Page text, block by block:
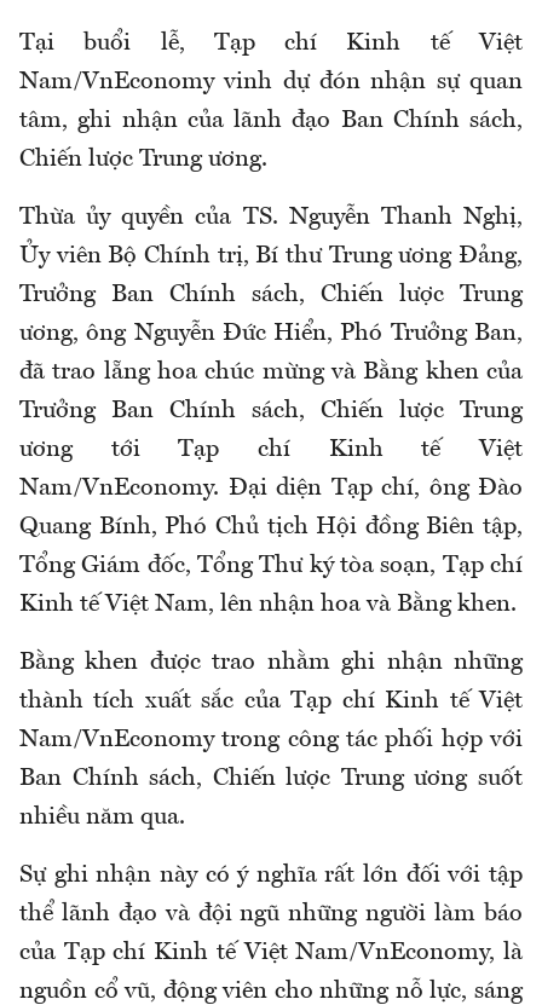
Tại buổi lễ, Tạp chí Kinh tế Việt
Nam/VnEconomy vinh dự đón nhận sự quan
tâm, ghi nhận của lãnh đạo Ban Chính sách,
Chiến lược Trung ương.
Thừa ủy quyền của TS. Nguyễn Thanh Nghị,
Ủy viên Bộ Chính trị, Bí thư Trung ương Đảng,
Trưởng Ban Chính sách, Chiến lược Trung
ương, ông Nguyễn Đức Hiển, Phó Trưởng Ban,
đã trao lẵng hoa chúc mừng và Bằng khen của
Trưởng Ban Chính sách, Chiến lược Trung
ương tới Tạp chí Kinh tế Việt
Nam/VnEconomy. Đại diện Tạp chí, ông Đào
Quang Bính, Phó Chủ tịch Hội đồng Biên tập,
Tổng Giám đốc, Tổng Thư ký tòa soạn, Tạp chí
Kinh tế Việt Nam, lên nhận hoa và Bằng khen.
Bằng khen được trao nhằm ghi nhận những
thành tích xuất sắc của Tạp chí Kinh tế Việt
Nam/VnEconomy trong công tác phối hợp với
Ban Chính sách, Chiến lược Trung ương suốt
nhiều năm qua.
Sự ghi nhận này có ý nghĩa rất lớn đối với tập
thể lãnh đạo và đội ngũ những người làm báo
của Tạp chí Kinh tế Việt Nam/VnEconomy, là
nguồn cổ vũ, động viên cho những nỗ lực, sáng